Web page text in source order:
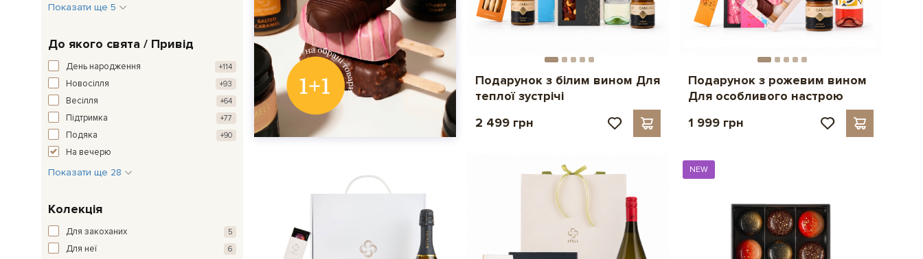
Показати ще 5
До якого свята / Привід
День народження +114
Новосілля +93
Весілля +64
Підтримка +77
Подяка +90
На вечерю
Показати ще 28
Колекція
Для закоханих 5
Для неї 6
Подарунок з білим вином Для
теплої зустрічі
2 499 грн
Подарунок з рожевим вином
Для особливого настрою
1 999 грн
NEW